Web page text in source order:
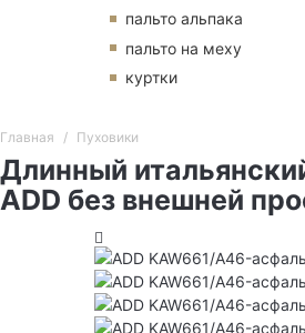
пальто альпака
пальто на меху
куртки
Главная Пуховики
Длинный
ADD без внешней